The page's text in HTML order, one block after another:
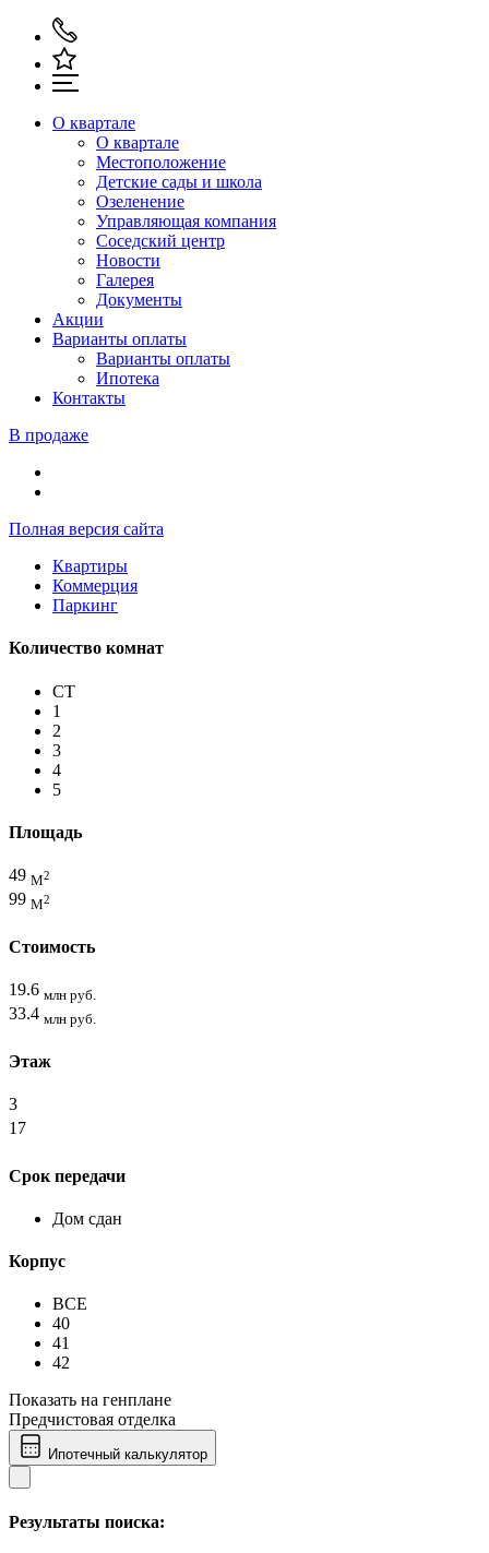
О квартале
О квартале
Местоположение
Детские сады и школа
Озеленение
Управляющая компания
Соседский центр
Новости
Галерея
Документы
Акции
Варианты оплаты
Варианты оплаты
Ипотека
Контакты
В продаже
Полная версия сайта
Квартиры
Коммерция
Паркинг
Количество комнат
СТ
1
2
3
4
5
Площадь
49 М2
99 М2
Стоимость
19.6 млн руб.
33.4 млн руб.
Этаж
3
17
Срок передачи
Дом сдан
Корпус
ВСЕ
40
41
42
Показать на генплане
Предчистовая отделка
Ипотечный калькулятор
Результаты поиска: